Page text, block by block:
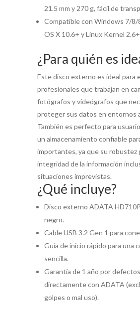
21.5 mm y 270 g, fácil de
Compatible con Windows 7/8/
OS X 10.6+ y Linux Kernel
¿Para quién es
Este disco externo es ideal para
profesionales que trabajan en
fotógrafos y videógrafos que
proteger sus datos en entornos
También es perfecto para
un almacenamiento confiable
importantes, ya que su robustez
integridad de la información
situaciones imprevistas.
¿Qué incluye?
Disco externo ADATA
negro.
Cable USB 3.2 Gen 1 para
Guía de inicio rápido para una
sencilla.
Garantía de 1 año por
directamente con ADATA
golpes o mal uso).